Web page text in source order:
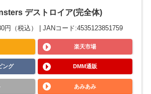
デストロイア(完全体)
円（税込） | JANコード:4535123851759
楽天市場
ング DMM通販
あみあみ